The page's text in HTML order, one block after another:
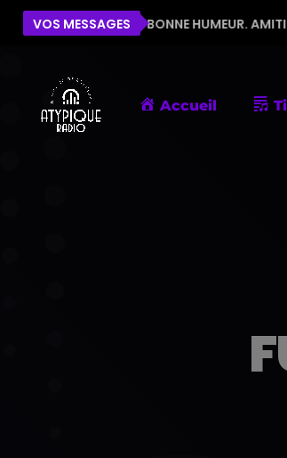
VOS MESSAGES
LA BONNE HUMEUR. AMITIÉS DE PORNIC
Accueil